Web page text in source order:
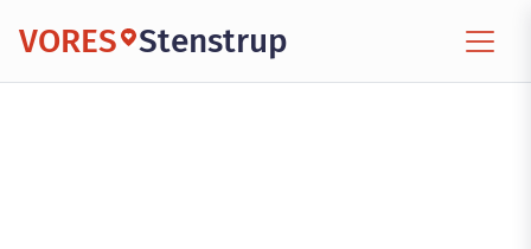
VORES Stenstrup